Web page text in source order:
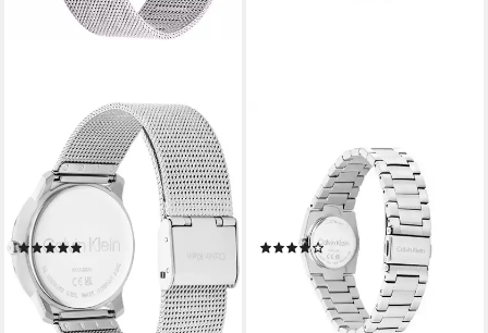
CALVIN KLEIN
Quarzuhr CK ICONIC 35 mm
25200033, Armbanduhr,
Damenuhr, Mineralglas,
Edelstahlarmband
(2)
119,00 € UVP 159,00 €
-25%
lieferbar - in 1-2 Werktagen bei dir
Quarzuhr CK UNITE
25100126, Armbanduhr,
Damenuhr, Edelstahlarmband,
(1)
141,51 € UVP 159,00 €
lieferbar - in 1-2 Werktagen bei dir